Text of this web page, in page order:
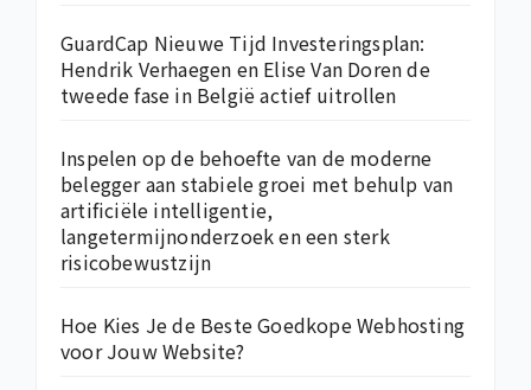
GuardCap Nieuwe Tijd Investeringsplan:
Hendrik Verhaegen en Elise Van Doren de
tweede fase in België actief uitrollen
Inspelen op de behoefte van de moderne
belegger aan stabiele groei met behulp van
artificiële intelligentie,
langetermijnonderzoek en een sterk
risicobewustzijn
Hoe Kies Je de Beste Goedkope Webhosting
voor Jouw Website?